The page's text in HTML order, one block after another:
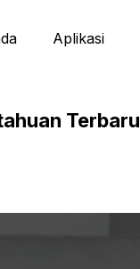
Aplikasi
Terbaru